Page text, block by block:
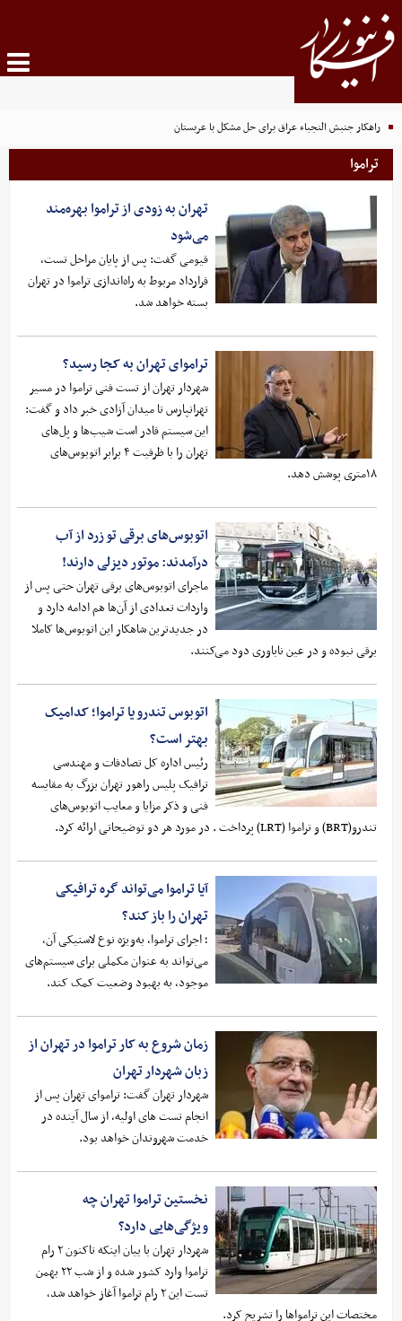
راهکار جنبش النجباء عراق برای حل مشکل با عربستان
تراموا
تهران به زودی از تراموا بهره‌مند
می‌شود
قیومی گفت: پس از پایان مراحل تست،
قرارداد مربوط به راه‌اندازی تراموا در تهران
بسته خواهد شد.
تراموای تهران به کجا رسید؟
شهردار تهران از تست فنی تراموا در مسیر
تهرانپارس تا میدان آزادی خبر داد و گفت:
این سیستم قادر است شیب‌ها و پل‌های
تهران را با ظرفیت ۴ برابر اتوبوس‌های
۱۸متری پوشش دهد.
اتوبوس‌های برقی تو زرد از آب
درآمدند: موتور دیزلی دارند!
ماجرای اتوبوس‌های برقی تهران حتی پس از
واردات تعدادی از آن‌ها هم ادامه دارد و
در جدیدترین شاهکار این اتوبوس‌ها کاملا
برقی نبوده و در عین ناباوری دود می‌کنند.
اتوبوس تندرو یا تراموا؛ کدامیک
بهتر است؟
رئیس اداره کل تصادفات و مهندسی
ترافیک پلیس راهور تهران بزرگ به مقایسه
فنی و ذکر مزایا و معایب اتوبوس‌های
تندرو(BRT) و تراموا (LRT) پرداخت . در مورد هر دو توضیحاتی ارائه کرد.
آیا تراموا می‌تواند گره ترافیکی
تهران را باز کند؟
؛ اجرای تراموا، به‌ویژه نوع لاستیکی آن،
می‌تواند به عنوان مکملی برای سیستم‌های
موجود، به بهبود وضعیت کمک کند.
زمان شروع به کار تراموا در تهران از
زبان شهردار تهران
شهردار تهران گفت: تراموای تهران پس از
انجام تست های اولیه، از سال آینده در
خدمت شهروندان خواهد بود.
نخستین تراموا تهران چه
ویژگی‌هایی دارد؟
شهردار تهران با بیان اینکه تاکنون ۲ رام
تراموا وارد کشور شده و از شب ۲۲ بهمن
تست این ۲ رام تراموا آغاز خواهد شد،
مختصات این ترامواها را تشریح کرد.